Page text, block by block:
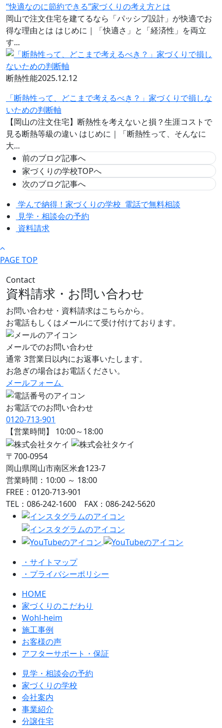
“快適なのに節約できる”家づくりの考え方とは
岡山で注文住宅を建てるなら「パッシブ設計」が快適でお
得な理由とは はじめに｜「快適さ」と「経済性」を両立
す...
断熱性能2025.12.12
「断熱性って、どこまで考えるべき？」家づくりで損しな
いための判断軸
【岡山の注文住宅】断熱性を考えないと損？生涯コストで
見る断熱等級の違い はじめに｜「断熱性って、そんなに
大...
前のブログ記事へ
家づくりの学校TOPへ
次のブログ記事へ
学んで納得！家づくりの学校 電話で無料相談
見学・相談会の予約
資料請求
PAGE TOP
Contact
資料請求・お問い合わせ
お問い合わせ・資料請求はこちらから。
お電話もしくはメールにて受け付けております。
メールでのお問い合わせ
通常 3営業日以内にお返事いたします。
お急ぎの場合はお電話ください。
メールフォーム
お電話でのお問い合わせ
0120-713-901
【営業時間】 10:00～18:00
〒700-0954
岡山県岡山市南区米倉123-7
営業時間：10:00 ～ 18:00
FREE：0120-713-901
TEL：086-242-1600 FAX：086-242-5620
・サイトマップ
・プライバシーポリシー
HOME
家づくりのこだわり
Wohl-heim
施工事例
お客様の声
アフターサポート・保証
見学・相談会の予約
家づくりの学校
会社案内
事業紹介
分譲住宅